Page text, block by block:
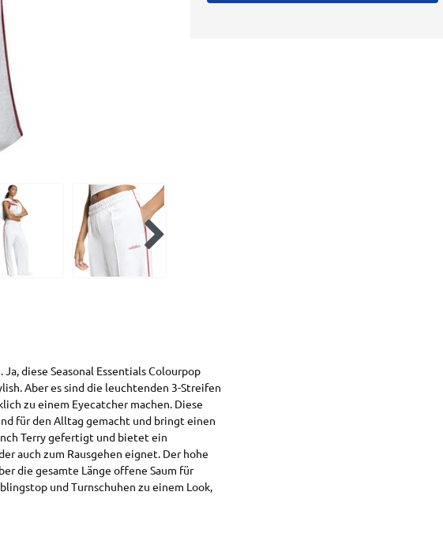
diese Seasonal Essentials Colourpop
Aber es sind die leuchtenden 3-Streifen
zu einem Eyecatcher machen. Diese
für den Alltag gemacht und bringt einen
Terry gefertigt und bietet ein
auch zum Rausgehen eignet. Der hohe
die gesamte Länge offene Saum für
und Turnschuhen zu einem Look,